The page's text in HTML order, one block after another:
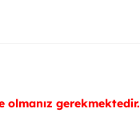
gerekmektedir.